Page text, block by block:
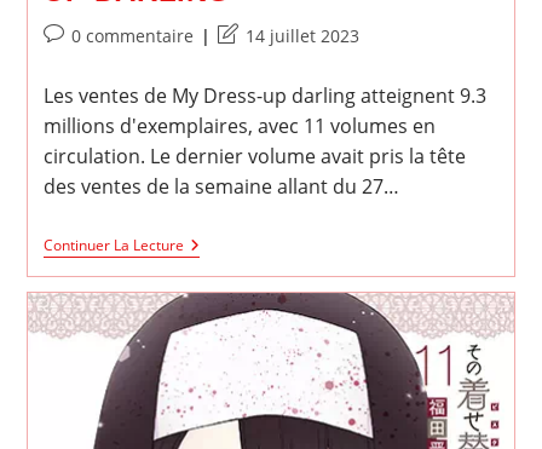
Commentaires
la
0 commentaire
Dernière
publication :
14 juillet 2023
Les ventes de My Dress-up darling atteignent 9.3
millions d'exemplaires, avec 11 volumes en
circulation. Le dernier volume avait pris la tête
des ventes de la semaine allant du 27…
Continuer La LectureLes
Ventes
De
My
Dress-
Up
Darling